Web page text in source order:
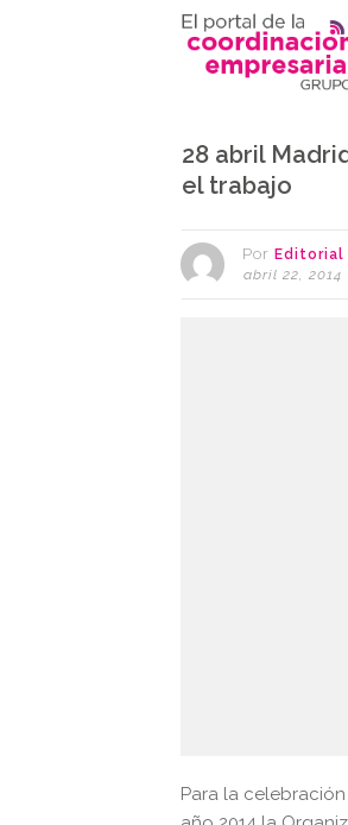
28 abril
el trabajo
Por Editorial
abril 22, 2014
Para la